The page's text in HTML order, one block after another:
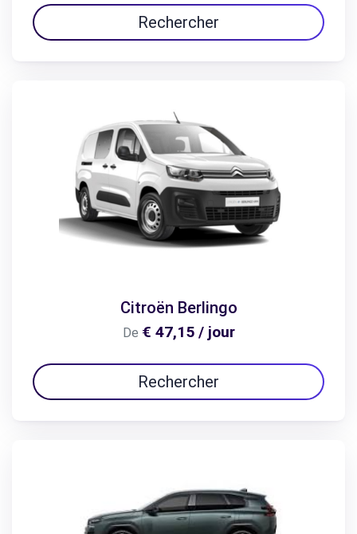
Rechercher
Citroën Berlingo
De € 47,15 / jour
Rechercher